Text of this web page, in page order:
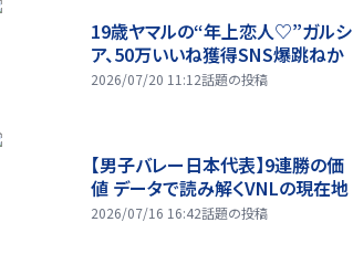
19歳ヤマルの“年上恋人♡”ガルシ
ア、50万いいね獲得SNS爆跳ねか
2026/07/20 11:12話題の投稿
【男子バレー日本代表】9連勝の価
値 データで読み解くVNLの現在地
2026/07/16 16:42話題の投稿